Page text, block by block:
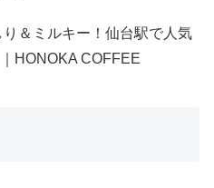
り＆ミルキー！仙台駅で人気
HONOKA COFFEE